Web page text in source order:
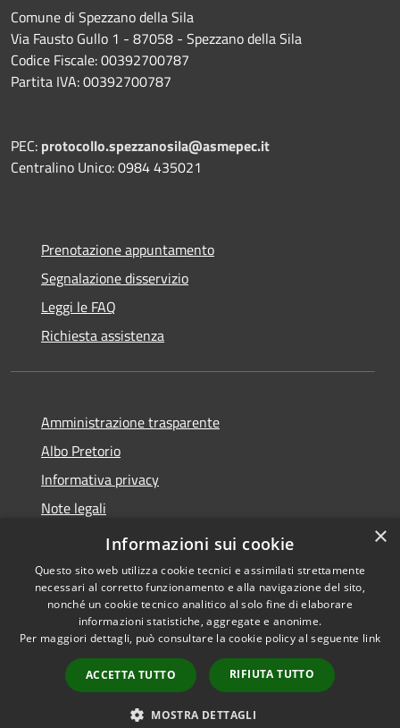
Comune di Spezzano della Sila
Via Fausto Gullo 1 - 87058 - Spezzano della Sila
Codice Fiscale: 00392700787
Partita IVA: 00392700787
PEC: protocollo.spezzanosila@asmepec.it
Centralino Unico: 0984 435021
Prenotazione appuntamento
Segnalazione disservizio
Leggi le FAQ
Richiesta assistenza
Amministrazione trasparente
Albo Pretorio
Informativa privacy
Note legali
Dichiarazione di accessibilità
Accessibilità
Copyright © 2026 • Comune di
Spezzano della Sila • Powered
byMunicipium
Accesso
redazione
×
Informazioni sui cookie
Questo sito web utilizza cookie tecnici e assimilati strettamente
necessari al corretto funzionamento e alla navigazione del sito,
nonché un cookie tecnico analitico al solo fine di elaborare
informazioni statistiche, aggregate e anonime.
Per maggiori dettagli, può consultare la cookie policy al seguente link
ACCETTA TUTTO RIFIUTA TUTTO
MOSTRA DETTAGLI